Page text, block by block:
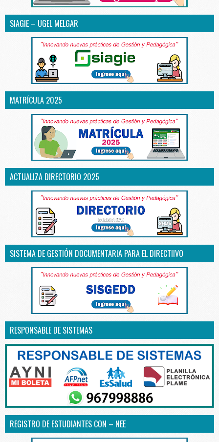
SIAGIE – UGEL MELGAR
MATRÍCULA 2025
ACTUALIZA DIRECTORIO 2025
SISTEMA DE GESTIÓN DOCUMENTARIA PARA EL DIRECTIIVO
RESPONSABLE DE SISTEMAS
REGISTRO DE ESTUDIANTES CON – NEE